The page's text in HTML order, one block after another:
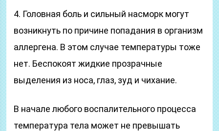
4. Головная боль и сильный насморк могут
возникнуть по причине попадания в организм
аллергена. В этом случае температуры тоже
нет. Беспокоят жидкие прозрачные
выделения из носа, глаз, зуд и чихание.
В начале любого воспалительного процесса
температура тела может не превышать